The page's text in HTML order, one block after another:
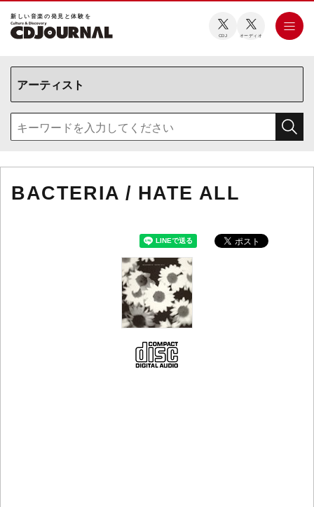
新しい⾳楽の発⾒と体験を
CDJ オーディオ
BACTERIA / HATE ALL